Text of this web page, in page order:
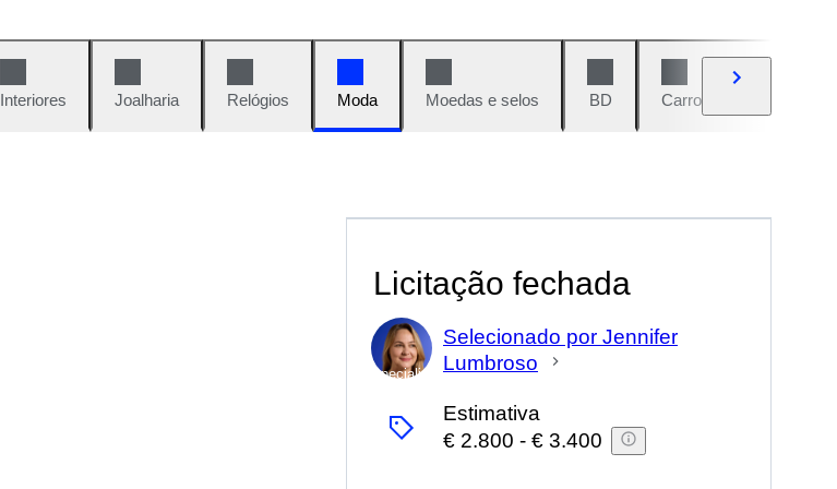
Interiores Joalharia Relógios Moda Moedas e selos BD Carros e motos
Licitação fechada
Especialista
Selecionado por Jennifer
Lumbroso
Estimativa
€ 2.800 - € 3.400